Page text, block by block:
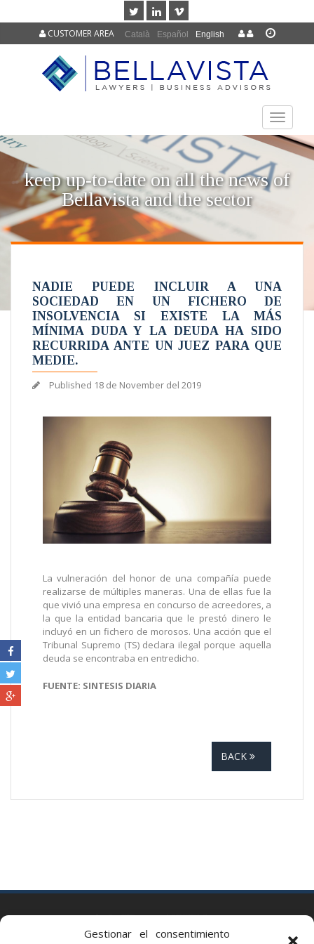
Gestionar el consentimiento
Català Español English
CUSTOMER AREA
TOGGLE
keep up-to-date on all the news of
Bellavista and the sector
NADIE PUEDE INCLUIR A UNA
SOCIEDAD EN UN FICHERO DE
INSOLVENCIA SI EXISTE LA MÁS
MÍNIMA DUDA Y LA DEUDA HA SIDO
RECURRIDA ANTE UN JUEZ PARA QUE
MEDIE.
Published 18 de November del 2019
La vulneración del honor de una compañía puede
realizarse de múltiples maneras. Una de ellas fue la
que vivió una empresa en concurso de acreedores, a
la que la entidad bancaria que le prestó dinero le
incluyó en un fichero de morosos. Una acción que el
Tribunal Supremo (TS) declara ilegal porque aquella
deuda se encontraba en entredicho.
FUENTE: SINTESIS DIARIA
BACK
Via Augusta 2 bis, 3º, 08006 Barcelona